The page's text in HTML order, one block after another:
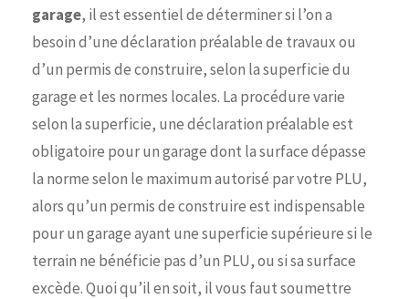
garage, il est essentiel de déterminer si l’on a
besoin d’une déclaration préalable de travaux ou
d’un permis de construire, selon la superficie du
garage et les normes locales. La procédure varie
selon la superficie, une déclaration préalable est
obligatoire pour un garage dont la surface dépasse
la norme selon le maximum autorisé par votre PLU,
alors qu’un permis de construire est indispensable
pour un garage ayant une superficie supérieure si le
terrain ne bénéficie pas d’un PLU, ou si sa surface
excède. Quoi qu’il en soit, il vous faut soumettre